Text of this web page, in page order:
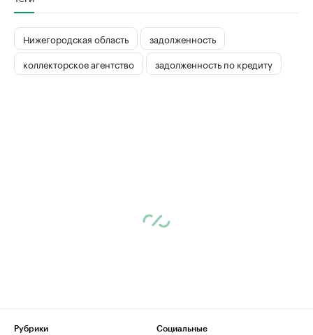
Нижегородская область
задолженность
коллекторское агентство
задолженность по кредиту
Рубрики
Социальные